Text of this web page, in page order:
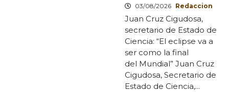
03/08/2026 Redaccion
Juan Cruz Cigudosa,
secretario de Estado de
Ciencia: “El eclipse va a
ser como la final
del Mundial” Juan Cruz
Cigudosa, Secretario de
Estado de Ciencia,...